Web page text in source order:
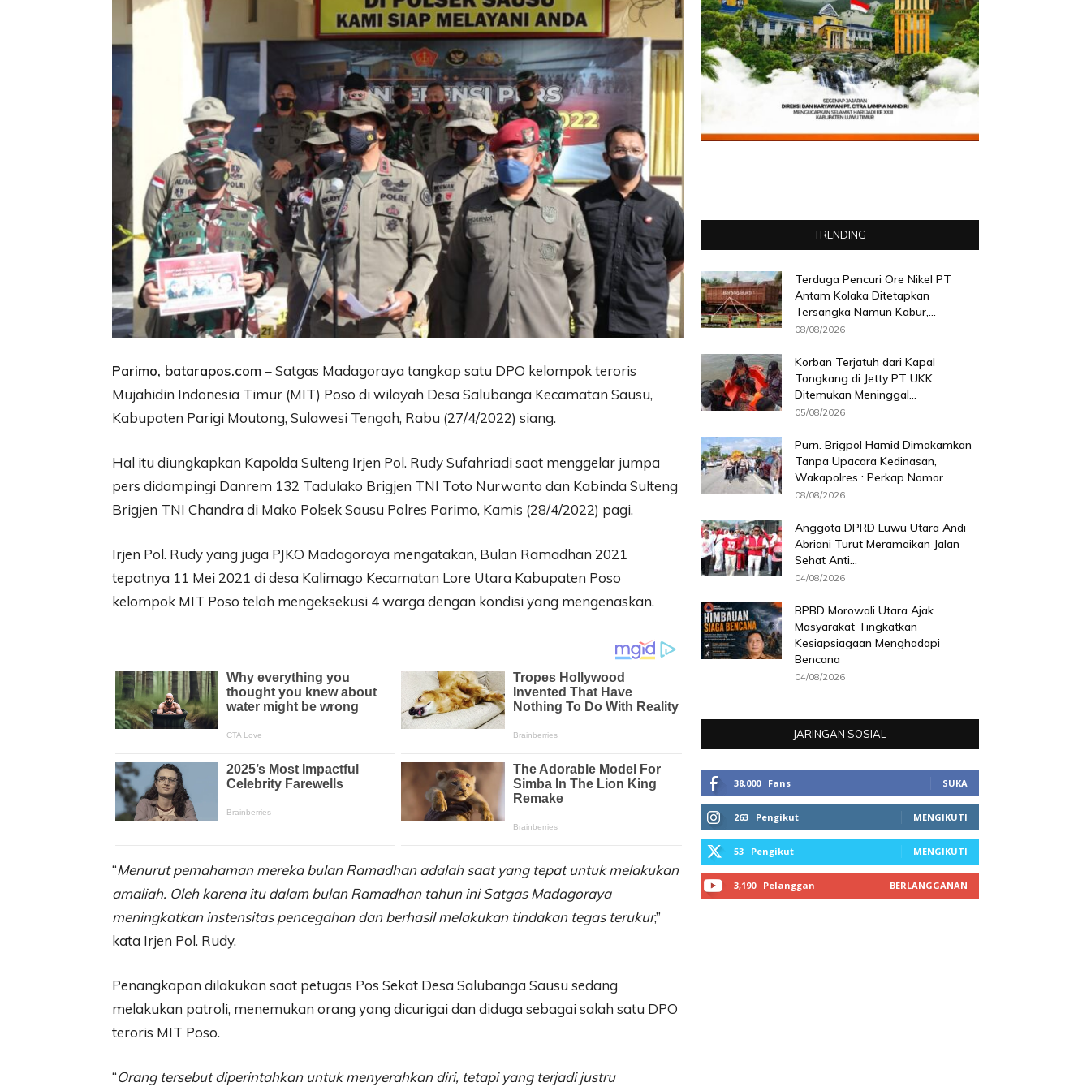
Parimo, batarapos.com– Satgas Madagoraya tangkap satu DPO kelompok teroris
Mujahidin Indonesia Timur (MIT) Poso di wilayah Desa Salubanga Kecamatan Sausu,
Kabupaten Parigi Moutong, Sulawesi Tengah, Rabu (27/4/2022) siang.
Hal itu diungkapkan Kapolda Sulteng Irjen Pol. Rudy Sufahriadi saat menggelar jumpa
pers didampingi Danrem 132 Tadulako Brigjen TNI Toto Nurwanto dan Kabinda Sulteng
Brigjen TNI Chandra di Mako Polsek Sausu Polres Parimo, Kamis (28/4/2022) pagi.
Irjen Pol. Rudy yang juga PJKO Madagoraya mengatakan, Bulan Ramadhan 2021
tepatnya 11 Mei 2021 di desa Kalimago Kecamatan Lore Utara Kabupaten Poso
kelompok MIT Poso telah mengeksekusi 4 warga dengan kondisi yang mengenaskan.
“Menurut pemahaman mereka bulan Ramadhan adalah saat yang tepat untuk melakukan
amaliah. Oleh karena itu dalam bulan Ramadhan tahun ini Satgas Madagoraya
meningkatkan instensitas pencegahan dan berhasil melakukan tindakan tegas terukur,”
kata Irjen Pol. Rudy.
Penangkapan dilakukan saat petugas Pos Sekat Desa Salubanga Sausu sedang
melakukan patroli, menemukan orang yang dicurigai dan diduga sebagai salah satu DPO
teroris MIT Poso.
“Orang tersebut diperintahkan untuk menyerahkan diri, tetapi yang terjadi justru
TRENDING
Terduga Pencuri Ore Nikel PT
Antam Kolaka Ditetapkan
Tersangka Namun Kabur,...
08/08/2026
Korban Terjatuh dari Kapal
Tongkang di Jetty PT UKK
Ditemukan Meninggal...
05/08/2026
Purn. Brigpol Hamid Dimakamkan
Tanpa Upacara Kedinasan,
Wakapolres : Perkap Nomor...
08/08/2026
Anggota DPRD Luwu Utara Andi
Abriani Turut Meramaikan Jalan
Sehat Anti...
04/08/2026
BPBD Morowali Utara Ajak
Masyarakat Tingkatkan
Kesiapsiagaan Menghadapi
Bencana
04/08/2026
JARINGAN SOSIAL
38,000 Fans SUKA
263 Pengikut MENGIKUTI
53 Pengikut MENGIKUTI
3,190 Pelanggan BERLANGGANAN